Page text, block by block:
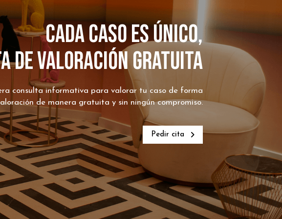
Cada caso es único,
de valoración gratuita
consulta informativa para valorar tu caso de forma
de manera gratuita y sin ningún compromiso.
Pedir cita